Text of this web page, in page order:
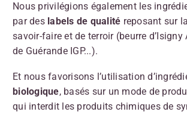
Nous privilégions également les
par des labels de qualité reposant sur
savoir-faire et de terroir (beurre d’Isigny
de Guérande IGP...).
Et nous favorisons l’utilisation
biologique, basés sur un mode de
qui interdit les produits chimiques de